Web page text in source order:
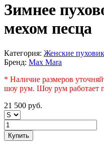
Зимнее
мехом песца
Категория: Женские
Бренд: Max Mara
* Наличие размеров
шоу рум. Шоу рум работает
21 500 руб.
Купить